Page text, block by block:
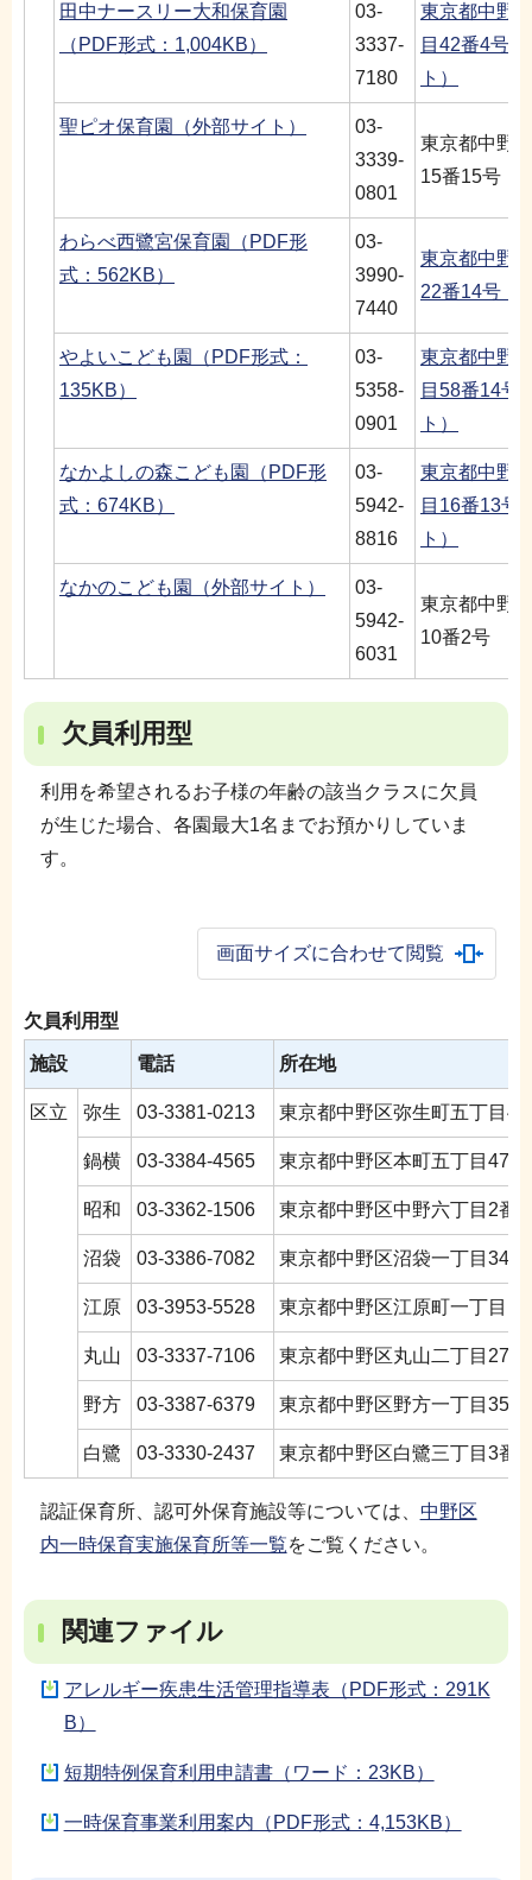
田中ナースリー大和保育園
（PDF形式：1,004KB）
03-
3337-
7180
東京都中野
目42番4号
ト）
聖ピオ保育園（外部サイト）
03-
3339-
0801
東京都中野
15番15号
わらべ西鷺宮保育園（PDF形
式：562KB）
03-
3990-
7440
東京都中野
22番14号（
やよいこども園（PDF形式：
135KB）
03-
5358-
0901
東京都中野
目58番14号
ト）
なかよしの森こども園（PDF形
式：674KB）
03-
5942-
8816
東京都中野
目16番13号
ト）
なかのこども園（外部サイト）
03-
5942-
6031
東京都中野
10番2号
欠員利用型
利用を希望されるお子様の年齢の該当クラスに欠員
が生じた場合、各園最大1名までお預かりしていま
す。
画面サイズに合わせて閲覧
欠員利用型
施設 電話 所在地
区立 弥生 03-3381-0213 東京都中野区弥生町五丁目4
鍋横 03-3384-4565 東京都中野区本町五丁目47
昭和 03-3362-1506 東京都中野区中野六丁目2番
沼袋 03-3386-7082 東京都中野区沼袋一丁目34
江原 03-3953-5528 東京都中野区江原町一丁目
丸山 03-3337-7106 東京都中野区丸山二丁目27
野方 03-3387-6379 東京都中野区野方一丁目35
白鷺 03-3330-2437 東京都中野区白鷺三丁目3番
認証保育所、認可外保育施設等については、 中野区
内一時保育実施保育所等一覧をご覧ください。
関連ファイル
アレルギー疾患生活管理指導表（PDF形式：291K
B）
短期特例保育利用申請書（ワード：23KB）
一時保育事業利用案内（PDF形式：4,153KB）